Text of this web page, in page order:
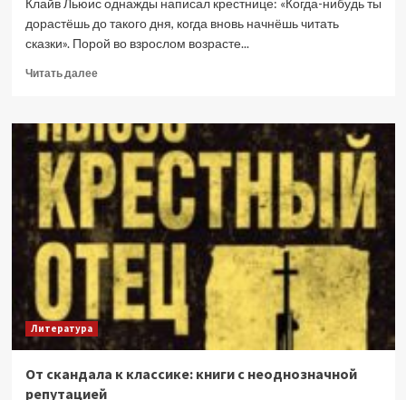
Клайв Льюис однажды написал крестнице: «Когда-нибудь ты
дорастёшь до такого дня, когда вновь начнёшь читать
сказки». Порой во взрослом возрасте...
Читать далееПрочитать
Спустя
годы
читаются
иначе:
детские
книги
о
недетских
проблемах
Литература
От скандала к классике: книги с неоднозначной
репутацией